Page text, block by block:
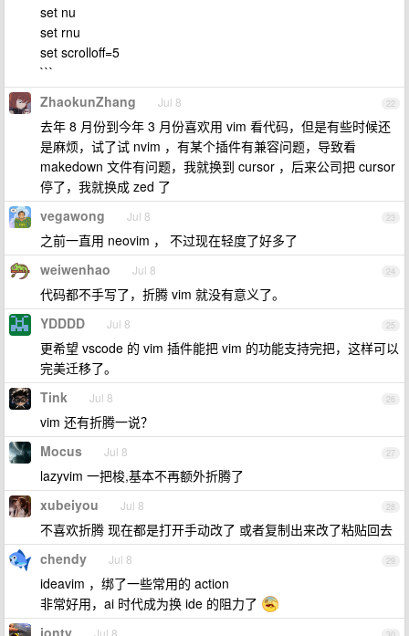
set nu
set rnu
set scrolloff=5
```
22
ZhaokunZhang Jul 8
去年 8 月份到今年 3 月份喜欢用 vim 看代码，但是有些时候还
是麻烦，试了试 nvim ，有某个插件有兼容问题，导致看
makedown 文件有问题，我就换到 cursor ，后来公司把 cursor
停了，我就换成 zed 了
23
vegawong Jul 8
之前一直用 neovim ， 不过现在轻度了好多了
24
weiwenhao Jul 8
代码都不手写了，折腾 vim 就没有意义了。
25
YDDDD Jul 8
更希望 vscode 的 vim 插件能把 vim 的功能支持完把，这样可以
完美迁移了。
26
Tink Jul 8
vim 还有折腾一说？
27
Mocus Jul 8
lazyvim 一把梭,基本不再额外折腾了
28
xubeiyou Jul 8
不喜欢折腾 现在都是打开手动改了 或者复制出来改了粘贴回去
29
chendy Jul 8
ideavim ，绑了一些常用的 action
非常好用，ai 时代成为换 ide 的阻力了
jonty Jul 8